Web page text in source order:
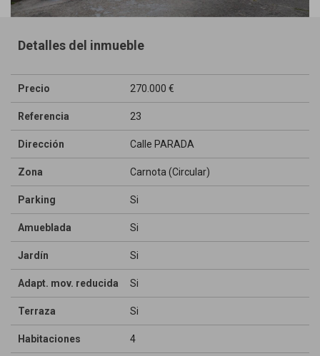
Detalles del inmueble
Precio 270.000 €
Referencia 23
Dirección Calle PARADA
Zona Carnota (Circular)
Parking Si
Amueblada Si
Jardín Si
Adapt. mov. reducida Si
Terraza Si
Habitaciones 4